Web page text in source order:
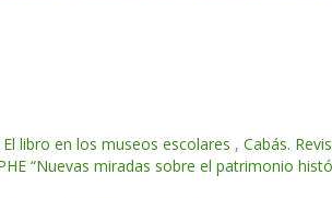
El libro en los museos escolares , Cabás.
“Nuevas miradas sobre el patrimonio